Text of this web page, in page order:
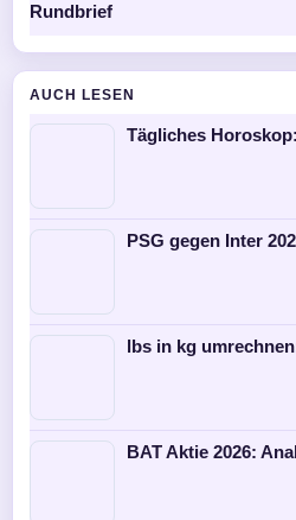
Rundbrief
AUCH LESEN
Tägliches
PSG gegen Inter
lbs in kg
BAT Aktie 2026: